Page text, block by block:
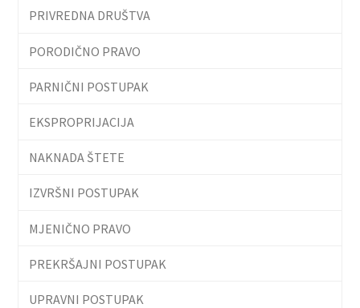
PRIVREDNA DRUŠTVA
PORODIČNO PRAVO
PARNIČNI POSTUPAK
EKSPROPRIJACIJA
NAKNADA ŠTETE
IZVRŠNI POSTUPAK
MJENIČNO PRAVO
PREKRŠAJNI POSTUPAK
UPRAVNI POSTUPAK